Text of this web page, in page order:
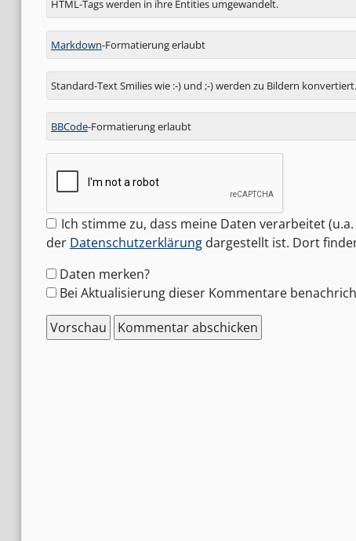
zu
HTML-Tags werden in ihre Entities umgewandelt.
Markdown-Formatierung erlaubt
Standard-Text Smilies wie :-) und ;-) werden zu Bildern konvertiert.
BBCode-Formatierung erlaubt
Ich stimme zu, dass meine Daten verarbeitet
der Datenschutzerklärungdargestellt ist. Dort
Formular-
Optionen
Daten merken?
Bei Aktualisierung dieser Kommentare